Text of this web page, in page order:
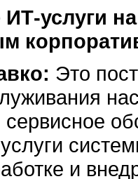
ИТ-услуги
Это
сервисное
и